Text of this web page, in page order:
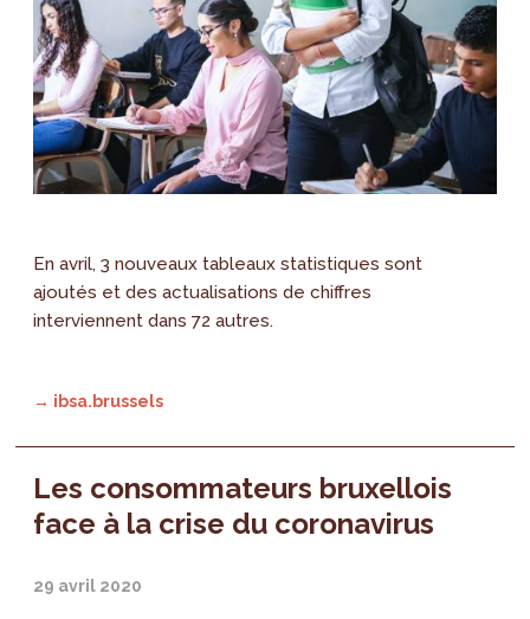
En avril, 3 nouveaux tableaux statistiques sont
ajoutés et des actualisations de chiffres
interviennent dans 72 autres.
→ ibsa.brussels
Les consommateurs bruxellois
face à la crise du coronavirus
29 avril 2020